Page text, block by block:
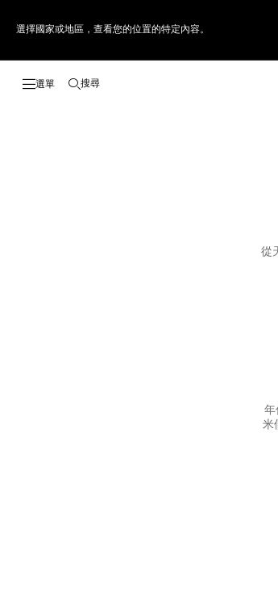
選擇國家或地區，查看您的位置的特定內容。
開啟搜尋
搜尋